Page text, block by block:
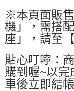
※本頁面販
機」，需搭
座」，請至
貼心叮嚀：
購到喔~以完
車後立即結